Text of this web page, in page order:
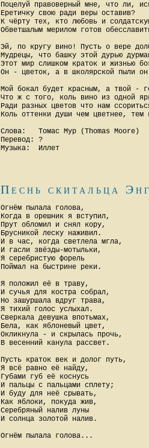
Поцелуй правоверный мне, что ли,
Еретичку свою ради веры оставив?
К чёрту тех, кто любовь и
Обветшалым мерилом готов
Эй, по кругу вино! Пусть о вере
Мудрецы, что башку этой дурью
Этот мир слишком краток и жизнью
Он - цветок, а в школярской пыли
Мой бокал будет красным, а твой -
Что ж с того, коль вино из одной
Ради разных цветов что нам
Коль оттенки души чем цветнее, тем
Слова:   Томас Мур (Thomas Moore)
Перевод: ?
Песнь скитальца
Огнём пылала голова,
Когда в орешник я вступил,
Прут обломил и снял кору,
Брусникой леску наживил.
И в час, когда светлела мгла,
И гасли звёзды-мотыльки,
Я серебристую форель
Поймал на быстрине реки.
Я положил её в траву,
И сучья для костра собрал,
Но зашуршала вдруг трава,
Я тихий голос услыхал.
Сверкала девушка впотьмах,
Бела, как яблоневый цвет,
Окликнула - и скрылась прочь,
В весенний канула рассвет.
Пусть краток век и долог путь,
Я всё равно её найду,
Губами губ её коснусь
И пальцы с пальцами сплету;
И буду для неё срывать,
Как яблоки, покуда жив,
Серебряный налив луны
И солнца золотой налив.
Огнём пылала голова...